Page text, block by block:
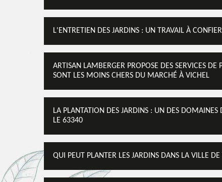
L'ENTRETIEN DES JARDINS : UN TRAVAIL À
ARTISAN LAMBERGER PROPOSE DES SERVICES
SONT LES MOINS CHERS DU MARCHÉ À VICHEL
LA PLANTATION DES JARDINS : UN DES
LE 63340
QUI PEUT PLANTER LES JARDINS DANS LA VILLE